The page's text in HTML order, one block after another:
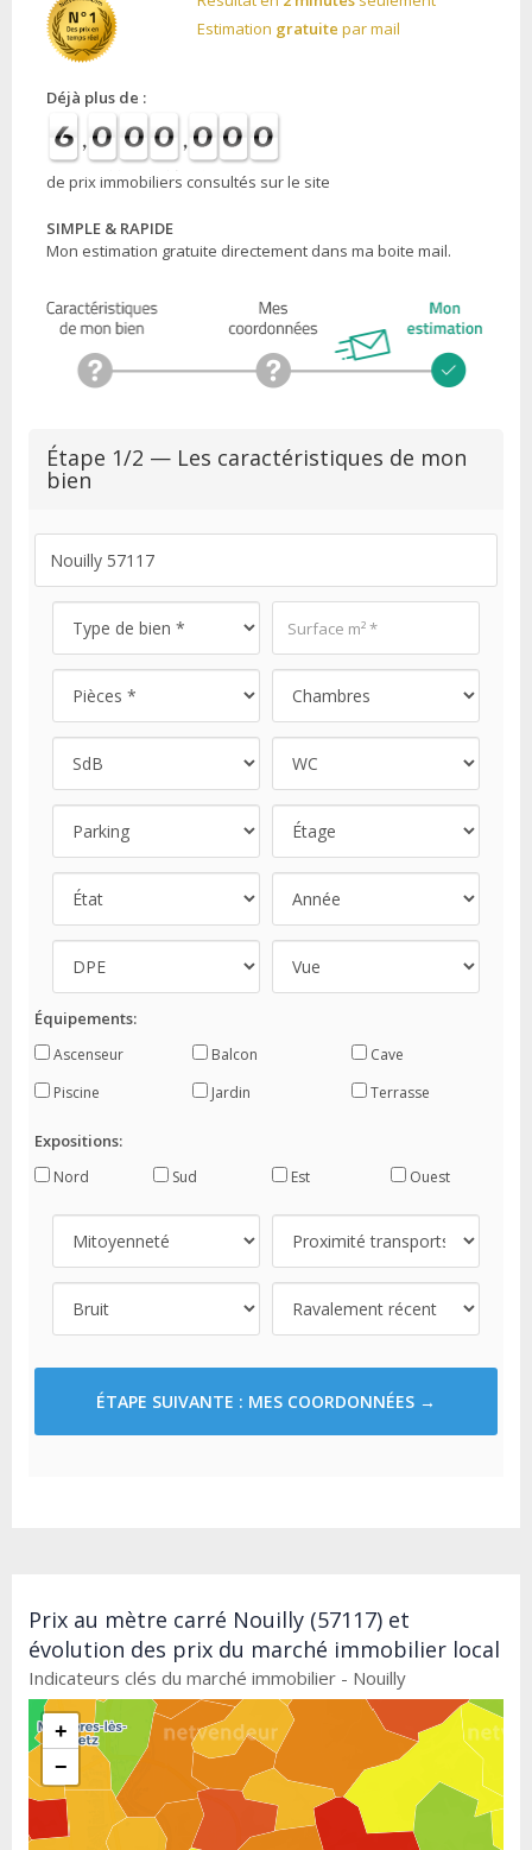
Estimation gratuite par mail
Déjà plus de :
de prix immobiliers consultés sur le site
SIMPLE & RAPIDE
Mon estimation gratuite directement dans ma boite mail.
Étape 1/2 — Les caractéristiques de mon
bien
Équipements:
Ascenseur Balcon
Cave
Piscine
Jardin Terrasse
Expositions:
Nord Sud Est Ouest
ÉTAPE SUIVANTE : MES COORDONNÉES →
Prix au mètre carré Nouilly (57117) et
évolution des prix du marché immobilier local
Indicateurs clés du marché immobilier - Nouilly
+
−